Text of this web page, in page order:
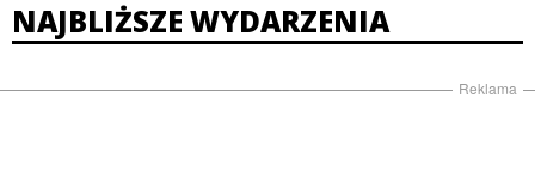
NAJBLIŻSZE WYDARZENIA
Reklama